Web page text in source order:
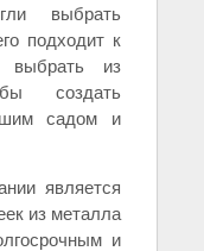
выбрать
подходит к
из
создать
садом и
является
из металла
и